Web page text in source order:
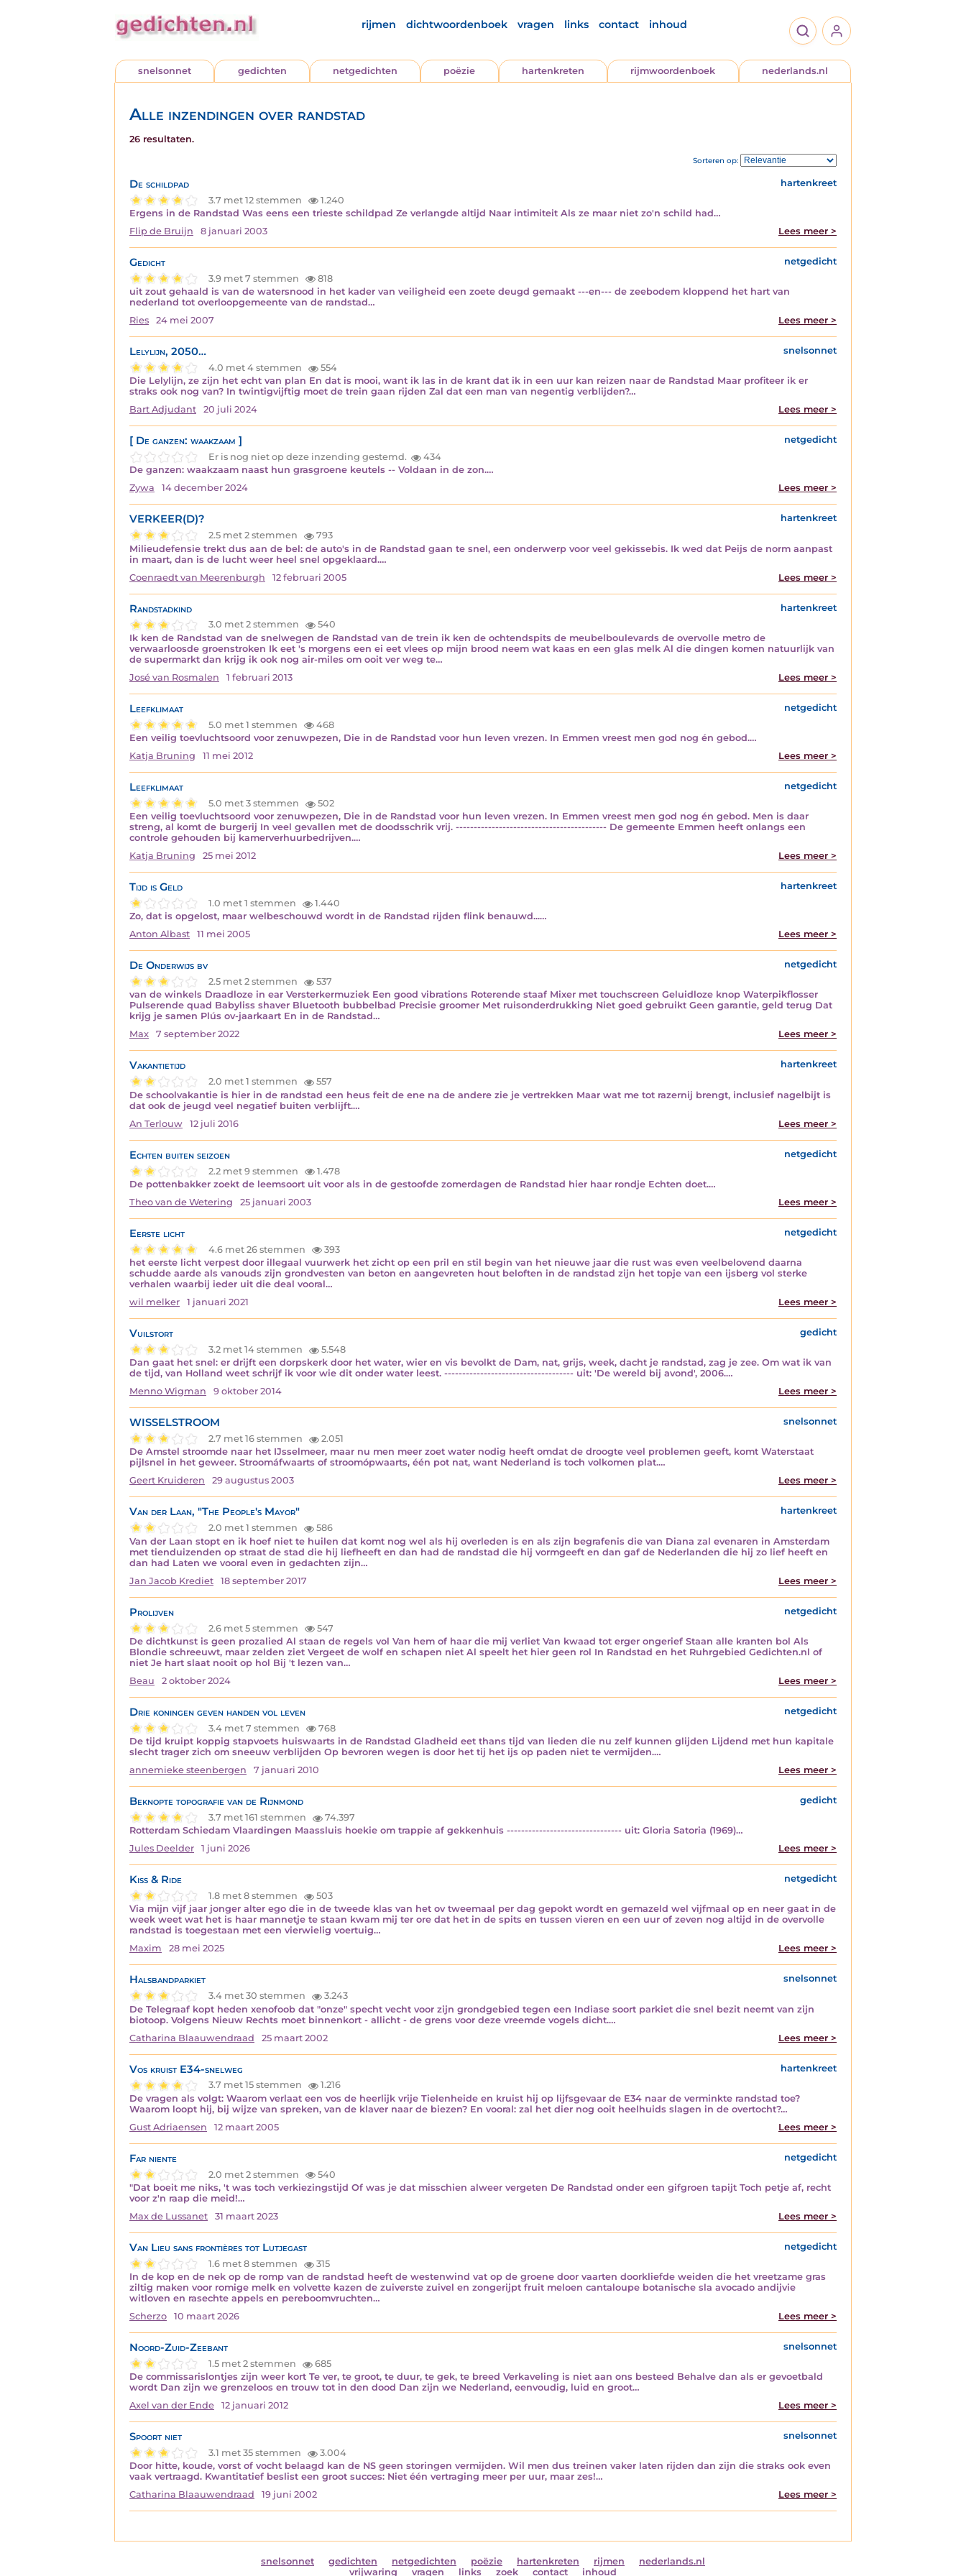
rijmen dichtwoordenboek vragen links contact inhoud
snelsonnet gedichten netgedichten poëzie hartenkreten rijmwoordenboek nederlands.nl
Alle inzendingen over randstad
26 resultaten.
Sorteren op:
De schildpad
hartenkreet
3.7 met 12 stemmen
1.240
Ergens in de Randstad Was eens een trieste schildpad Ze verlangde altijd Naar intimiteit Als ze maar niet zo'n schild had…
Flip de Bruijn
8 januari 2003 Lees meer >
Gedicht
netgedicht
3.9 met 7 stemmen
818
uit zout gehaald is van de watersnood in het kader van veiligheid een zoete deugd gemaakt ---en--- de zeebodem kloppend het hart van
nederland tot overloopgemeente van de randstad…
Ries
24 mei 2007 Lees meer >
Lelylijn, 2050…
snelsonnet
4.0 met 4 stemmen
554
Die Lelylijn, ze zijn het echt van plan En dat is mooi, want ik las in de krant dat ik in een uur kan reizen naar de Randstad Maar profiteer ik er
straks ook nog van? In twintigvijftig moet de trein gaan rijden Zal dat een man van negentig verblijden?…
Bart Adjudant
20 juli 2024 Lees meer >
[ De ganzen: waakzaam ]
netgedicht
Er is nog niet op deze inzending gestemd.
434
De ganzen: waakzaam naast hun grasgroene keutels -- Voldaan in de zon.…
Zywa
14 december 2024 Lees meer >
VERKEER(D)?
hartenkreet
2.5 met 2 stemmen
793
Milieudefensie trekt dus aan de bel: de auto's in de Randstad gaan te snel, een onderwerp voor veel gekissebis. Ik wed dat Peijs de norm aanpast
in maart, dan is de lucht weer heel snel opgeklaard.…
Coenraedt van Meerenburgh
12 februari 2005 Lees meer >
Randstadkind
hartenkreet
3.0 met 2 stemmen
540
Ik ken de Randstad van de snelwegen de Randstad van de trein ik ken de ochtendspits de meubelboulevards de overvolle metro de
verwaarloosde groenstroken Ik eet 's morgens een ei eet vlees op mijn brood neem wat kaas en een glas melk Al die dingen komen natuurlijk van
de supermarkt dan krijg ik ook nog air-miles om ooit ver weg te…
José van Rosmalen
1 februari 2013 Lees meer >
Leefklimaat
netgedicht
5.0 met 1 stemmen
468
Een veilig toevluchtsoord voor zenuwpezen, Die in de Randstad voor hun leven vrezen. In Emmen vreest men god nog én gebod.…
Katja Bruning
11 mei 2012 Lees meer >
Leefklimaat
netgedicht
5.0 met 3 stemmen
502
Een veilig toevluchtsoord voor zenuwpezen, Die in de Randstad voor hun leven vrezen. In Emmen vreest men god nog én gebod. Men is daar
streng, al komt de burgerij In veel gevallen met de doodsschrik vrij. ------------------------------------------ De gemeente Emmen heeft onlangs een
controle gehouden bij kamerverhuurbedrijven.…
Katja Bruning
25 mei 2012 Lees meer >
Tijd is Geld
hartenkreet
1.0 met 1 stemmen
1.440
Zo, dat is opgelost, maar welbeschouwd wordt in de Randstad rijden flink benauwd...…
Anton Albast
11 mei 2005 Lees meer >
De Onderwijs bv
netgedicht
2.5 met 2 stemmen
537
van de winkels Draadloze in ear Versterkermuziek Een good vibrations Roterende staaf Mixer met touchscreen Geluidloze knop Waterpikflosser
Pulserende quad Babyliss shaver Bluetooth bubbelbad Precisie groomer Met ruisonderdrukking Niet goed gebruikt Geen garantie, geld terug Dat
krijg je samen Plús ov-jaarkaart En in de Randstad…
Max
7 september 2022 Lees meer >
Vakantietijd
hartenkreet
2.0 met 1 stemmen
557
De schoolvakantie is hier in de randstad een heus feit de ene na de andere zie je vertrekken Maar wat me tot razernij brengt, inclusief nagelbijt is
dat ook de jeugd veel negatief buiten verblijft.…
An Terlouw
12 juli 2016 Lees meer >
Echten buiten seizoen
netgedicht
2.2 met 9 stemmen
1.478
De pottenbakker zoekt de leemsoort uit voor als in de gestoofde zomerdagen de Randstad hier haar rondje Echten doet.…
Theo van de Wetering
25 januari 2003 Lees meer >
Eerste licht
netgedicht
4.6 met 26 stemmen
393
het eerste licht verpest door illegaal vuurwerk het zicht op een pril en stil begin van het nieuwe jaar die rust was even veelbelovend daarna
schudde aarde als vanouds zijn grondvesten van beton en aangevreten hout beloften in de randstad zijn het topje van een ijsberg vol sterke
verhalen waarbij ieder uit die deal vooral…
wil melker
1 januari 2021 Lees meer >
Vuilstort
gedicht
3.2 met 14 stemmen
5.548
Dan gaat het snel: er drijft een dorpskerk door het water, wier en vis bevolkt de Dam, nat, grijs, week, dacht je randstad, zag je zee. Om wat ik van
de tijd, van Holland weet schrijf ik voor wie dit onder water leest. ------------------------------------ uit: 'De wereld bij avond', 2006.…
Menno Wigman
9 oktober 2014 Lees meer >
WISSELSTROOM
snelsonnet
2.7 met 16 stemmen
2.051
De Amstel stroomde naar het IJsselmeer, maar nu men meer zoet water nodig heeft omdat de droogte veel problemen geeft, komt Waterstaat
pijlsnel in het geweer. Stroomáfwaarts of stroomópwaarts, één pot nat, want Nederland is toch volkomen plat.…
Geert Kruideren
29 augustus 2003 Lees meer >
Van der Laan, "The People's Mayor"
hartenkreet
2.0 met 1 stemmen
586
Van der Laan stopt en ik hoef niet te huilen dat komt nog wel als hij overleden is en als zijn begrafenis die van Diana zal evenaren in Amsterdam
met tienduizenden op straat de stad die hij liefheeft en dan had de randstad die hij vormgeeft en dan gaf de Nederlanden die hij zo lief heeft en
dan had Laten we vooral even in gedachten zijn…
Jan Jacob Krediet
18 september 2017 Lees meer >
Prolijven
netgedicht
2.6 met 5 stemmen
547
De dichtkunst is geen prozalied Al staan de regels vol Van hem of haar die mij verliet Van kwaad tot erger ongerief Staan alle kranten bol Als
Blondie schreeuwt, maar zelden ziet Vergeet de wolf en schapen niet Al speelt het hier geen rol In Randstad en het Ruhrgebied Gedichten.nl of
niet Je hart slaat nooit op hol Bij 't lezen van…
Beau
2 oktober 2024 Lees meer >
Drie koningen geven handen vol leven
netgedicht
3.4 met 7 stemmen
768
De tijd kruipt koppig stapvoets huiswaarts in de Randstad Gladheid eet thans tijd van lieden die nu zelf kunnen glijden Lijdend met hun kapitale
slecht trager zich om sneeuw verblijden Op bevroren wegen is door het tij het ijs op paden niet te vermijden.…
annemieke steenbergen
7 januari 2010 Lees meer >
Beknopte topografie van de Rijnmond
gedicht
3.7 met 161 stemmen
74.397
Rotterdam Schiedam Vlaardingen Maassluis hoekie om trappie af gekkenhuis -------------------------------- uit: Gloria Satoria (1969)…
Jules Deelder
1 juni 2026 Lees meer >
Kiss & Ride
netgedicht
1.8 met 8 stemmen
503
Via mijn vijf jaar jonger alter ego die in de tweede klas van het ov tweemaal per dag gepokt wordt en gemazeld wel vijfmaal op en neer gaat in de
week weet wat het is haar mannetje te staan kwam mij ter ore dat het in de spits en tussen vieren en een uur of zeven nog altijd in de overvolle
randstad is toegestaan met een vierwielig voertuig…
Maxim
28 mei 2025 Lees meer >
Halsbandparkiet
snelsonnet
3.4 met 30 stemmen
3.243
De Telegraaf kopt heden xenofoob dat "onze" specht vecht voor zijn grondgebied tegen een Indiase soort parkiet die snel bezit neemt van zijn
biotoop. Volgens Nieuw Rechts moet binnenkort - allicht - de grens voor deze vreemde vogels dicht.…
Catharina Blaauwendraad
25 maart 2002 Lees meer >
Vos kruist E34-snelweg
hartenkreet
3.7 met 15 stemmen
1.216
De vragen als volgt: Waarom verlaat een vos de heerlijk vrije Tielenheide en kruist hij op lijfsgevaar de E34 naar de verminkte randstad toe?
Waarom loopt hij, bij wijze van spreken, van de klaver naar de biezen? En vooral: zal het dier nog ooit heelhuids slagen in de overtocht?…
Gust Adriaensen
12 maart 2005 Lees meer >
Far niente
netgedicht
2.0 met 2 stemmen
540
"Dat boeit me niks, 't was toch verkiezingstijd Of was je dat misschien alweer vergeten De Randstad onder een gifgroen tapijt Toch petje af, recht
voor z'n raap die meid!…
Max de Lussanet
31 maart 2023 Lees meer >
Van Lieu sans frontières tot Lutjegast
netgedicht
1.6 met 8 stemmen
315
In de kop en de nek op de romp van de randstad heeft de westenwind vat op de groene door vaarten doorkliefde weiden die het vreetzame gras
ziltig maken voor romige melk en volvette kazen de zuiverste zuivel en zongerijpt fruit meloen cantaloupe botanische sla avocado andijvie
witloven en rasechte appels en pereboomvruchten…
Scherzo
10 maart 2026 Lees meer >
Noord-Zuid-Zeebant
snelsonnet
1.5 met 2 stemmen
685
De commissarislontjes zijn weer kort Te ver, te groot, te duur, te gek, te breed Verkaveling is niet aan ons besteed Behalve dan als er gevoetbald
wordt Dan zijn we grenzeloos en trouw tot in den dood Dan zijn we Nederland, eenvoudig, luid en groot…
Axel van der Ende
12 januari 2012 Lees meer >
Spoort niet
snelsonnet
3.1 met 35 stemmen
3.004
Door hitte, koude, vorst of vocht belaagd kan de NS geen storingen vermijden. Wil men dus treinen vaker laten rijden dan zijn die straks ook even
vaak vertraagd. Kwantitatief beslist een groot succes: Niet één vertraging meer per uur, maar zes!…
Catharina Blaauwendraad
19 juni 2002 Lees meer >
snelsonnet gedichten netgedichten poëzie hartenkreten rijmen
nederlands.nl
vrijwaring
vragen links zoek contact inhoud